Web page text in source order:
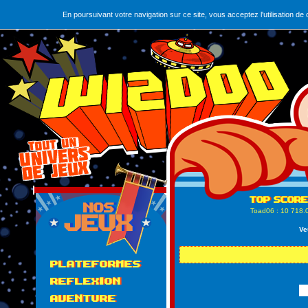
En poursuivant votre navigation sur ce site, vous acceptez l'utilisation
PLATEFORMES
REFLEXION
AVENTURE
Toad06 : 10